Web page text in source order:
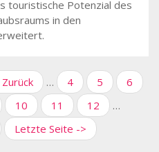
touristische Potenzial des
in den
Zurück … Page
4 Page
5 Page
6
Page
10 Page
11 Page
12
…
Letzte
Seite
Letzte Seite ->